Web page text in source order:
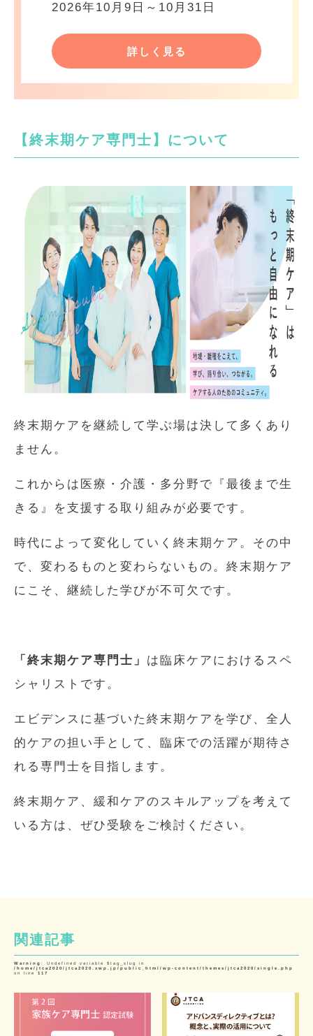
2026年10月9日～10月31日
詳しく見る
【終末期ケア専門士】について
終末期ケアを継続して学ぶ場は決して多くあり
ません。
これからは医療・介護・多分野で『最後まで生
きる』を支援する取り組みが必要です。
時代によって変化していく終末期ケア。その中
で、変わるものと変わらないもの。終末期ケア
にこそ、継続した学びが不可欠です。
「終末期ケア専門士」 は臨床ケアにおけるスペ
シャリストです。
エビデンスに基づいた終末期ケアを学び、全人
的ケアの担い手として、臨床での活躍が期待さ
れる専門士を目指します。
終末期ケア、緩和ケアのスキルアップを考えて
いる方は、ぜひ受験をご検討ください。
関連記事
Warning : Undefined variable $tag_slug in
/home/jtca2020/jtca2020.xwp.jp/public_html/wp-content/themes/jtca2020/single.php
on line 117